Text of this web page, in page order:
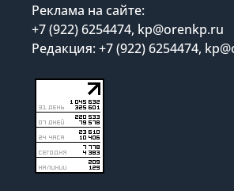
Реклама на сайте:
+7 (922) 6254474, kp@orenkp.ru
Редакция: +7 (922) 6254474,